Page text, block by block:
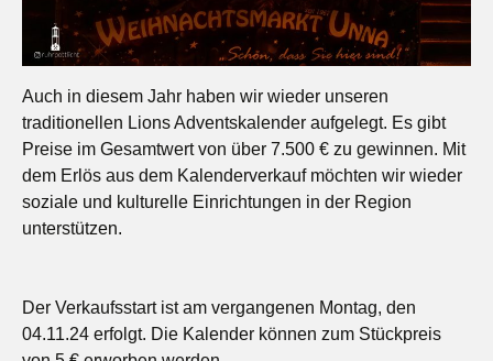
Auch in diesem Jahr haben wir wieder unseren
traditionellen Lions Adventskalender aufgelegt. Es gibt
Preise im Gesamtwert von über 7.500 € zu gewinnen. Mit
dem Erlös aus dem Kalenderverkauf möchten wir wieder
soziale und kulturelle Einrichtungen in der Region
unterstützen.
Der Verkaufsstart ist am vergangenen Montag, den
04.11.24 erfolgt. Die Kalender können zum Stückpreis